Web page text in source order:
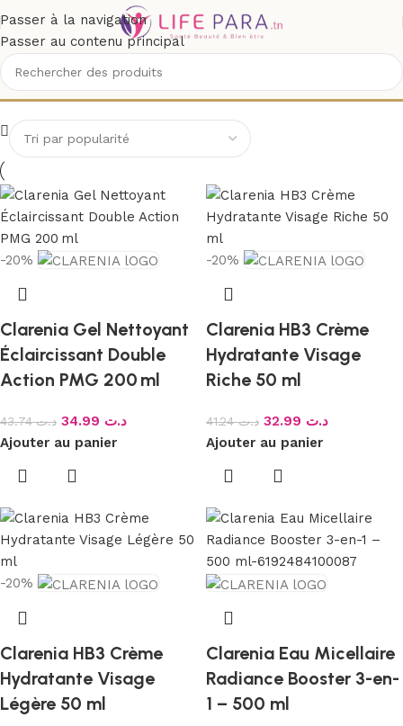
Passer à la navigation
Passer au contenu principal
CLARENIA
-20%
Clarenia Gel Nettoyant
Éclaircissant Double
Action PMG 200 ml
د.ت43.74 د.ت
Ajouter au panier
-20%
Clarenia HB3 Crème
Hydratante Visage
Riche 50 ml
د.ت41.24 د.ت
Ajouter au panier
-20%
Clarenia HB3 Crème
Hydratante Visage
Légère 50 ml
Clarenia Eau Micellaire
Radiance Booster 3-en-
1 – 500 ml